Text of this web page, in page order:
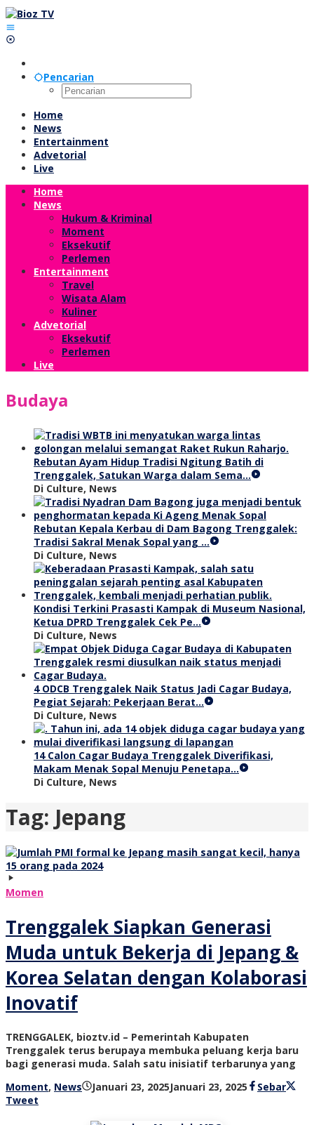
Lewati
ke
konten
Pencarian
Home
News
Entertainment
Advetorial
Live
Home
News
Hukum & Kriminal
Moment
Eksekutif
Perlemen
Entertainment
Travel
Wisata Alam
Kuliner
Advetorial
Eksekutif
Perlemen
Live
Budaya
Rebutan Ayam Hidup Tradisi Ngitung Batih di
Trenggalek, Satukan Warga dalam Sema…
Di Culture, News
Rebutan Kepala Kerbau di Dam Bagong Trenggalek:
Tradisi Sakral Menak Sopal yang …
Di Culture, News
Kondisi Terkini Prasasti Kampak di Museum Nasional,
Ketua DPRD Trenggalek Cek Pe…
Di Culture, News
4 ODCB Trenggalek Naik Status Jadi Cagar Budaya,
Pegiat Sejarah: Pekerjaan Berat…
Di Culture, News
14 Calon Cagar Budaya Trenggalek Diverifikasi,
Makam Menak Sopal Menuju Penetapa…
Di Culture, News
Tag: Jepang
Momen
Trenggalek Siapkan Generasi
Muda untuk Bekerja di Jepang &
Korea Selatan dengan Kolaborasi
Inovatif
TRENGGALEK, bioztv.id – Pemerintah Kabupaten
Trenggalek terus berupaya membuka peluang kerja baru
bagi generasi muda. Salah satu inisiatif terbarunya yang
Moment, News Januari 23, 2025Januari 23, 2025 olehSebar
Tweet